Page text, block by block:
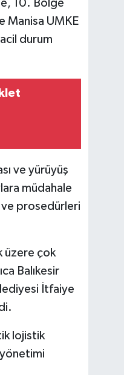
10. Bölge
Manisa UMKE
durum
ve yürüyüş
müdahale
ve prosedürleri
üzere çok
Balıkesir
İtfaiye
lojistik